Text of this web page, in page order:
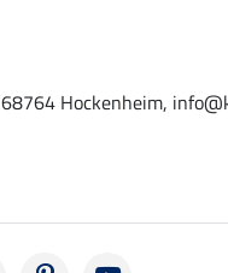
Hockenheim,